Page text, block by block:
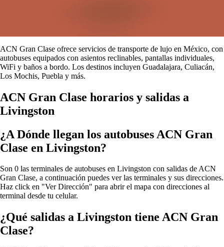
ACN Gran Clase ofrece servicios de transporte de lujo en México, con
autobuses equipados con asientos reclinables, pantallas individuales,
WiFi y baños a bordo. Los destinos incluyen Guadalajara, Culiacán,
Los Mochis, Puebla y más.
ACN Gran Clase horarios y salidas a
Livingston
¿A Dónde llegan los autobuses ACN Gran
Clase en Livingston?
Son 0 las terminales de autobuses en Livingston con salidas de ACN
Gran Clase, a continuación puedes ver las terminales y sus direcciones.
Haz click en "Ver Dirección" para abrir el mapa con direcciones al
terminal desde tu celular.
¿Qué salidas a Livingston tiene ACN Gran
Clase?